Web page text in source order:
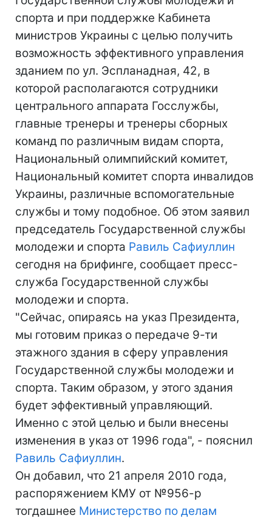
спорта и при поддержке Кабинета
министров Украины с целью получить
возможность эффективного управления
зданием по ул. Эспланадная, 42, в
которой располагаются сотрудники
центрального аппарата Госслужбы,
главные тренеры и тренеры сборных
команд по различным видам спорта,
Национальный олимпийский комитет,
Национальный комитет спорта инвалидов
Украины, различные вспомогательные
службы и тому подобное. Об этом заявил
председатель Государственной службы
молодежи и спорта Равиль Сафиуллин
сегодня на брифинге, сообщает пресс-
служба Государственной службы
молодежи и спорта.
"Сейчас, опираясь на указ Президента,
мы готовим приказ о передаче 9-ти
этажного здания в сферу управления
Государственной службы молодежи и
спорта. Таким образом, у этого здания
будет эффективный управляющий.
Именно с этой целью и были внесены
изменения в указ от 1996 года", - пояснил
Равиль Сафиуллин.
Он добавил, что 21 апреля 2010 года,
распоряжением КМУ от №956-р
тогдашнее Министерство по делам